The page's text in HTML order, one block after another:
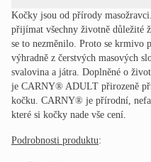
Kočky jsou od přírody
přijímat všechny životně důležité
se to nezměnilo. Proto se
výhradně z čerstvých masových
svalovina a játra. Doplněné o
je CARNY® ADULT přirozeně
kočku. CARNY® je přírodní,
které si kočky nade vše cení.
Podrobnosti produktu: